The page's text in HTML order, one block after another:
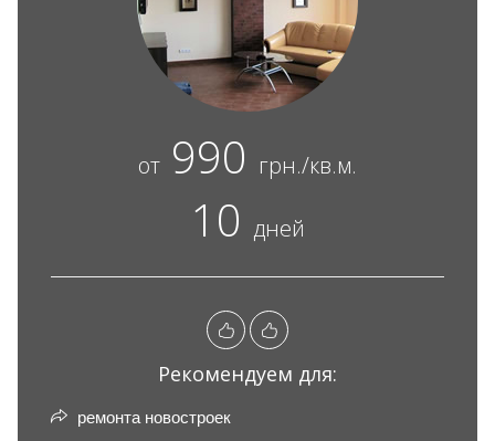
от 990 грн./кв.м.
10 дней
Рекомендуем для:
ремонта новостроек